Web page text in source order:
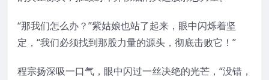
“那我们怎么办？”紫姑娘也站了起来，眼中闪烁着坚
定，“我们必须找到那股力量的源头，彻底击败它！”
程宗扬深吸一口气，眼中闪过一丝决绝的光芒，“没错，